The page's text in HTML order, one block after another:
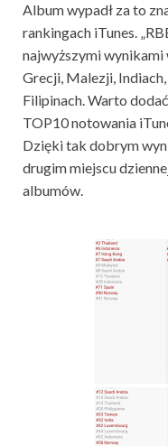
Album wypadł za to
rankingach iTunes.
najwyższymi wynikami
Grecji, Malezji,
Filipinach. Warto
TOP10 notowania
Dzięki tak dobrym
drugim miejscu
albumów.